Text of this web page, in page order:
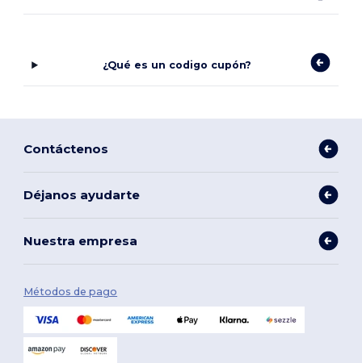
¿Qué es un codigo cupón?
Contáctenos
Déjanos ayudarte
Nuestra empresa
Métodos de pago